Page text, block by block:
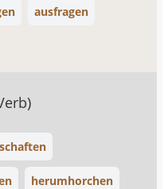
ausfragen
herumhorchen